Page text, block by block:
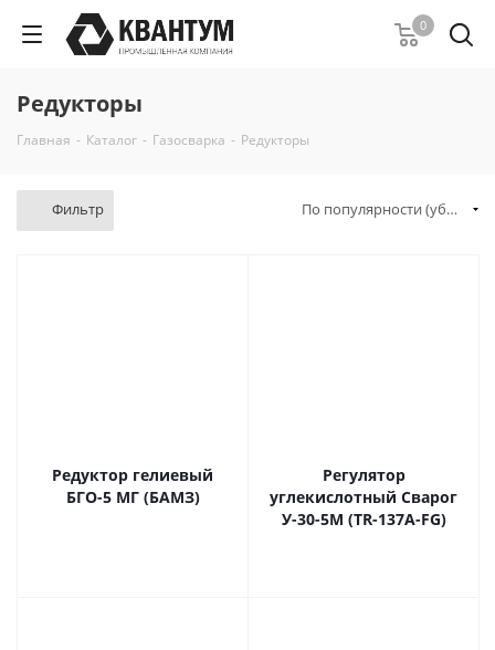
0
Редукторы
Главная - Каталог - Газосварка - Редукторы
Фильтр По популярности (убывание)
Редуктор гелиевый
БГО-5 МГ (БАМЗ)
Регулятор
углекислотный Сварог
У-30-5М (TR-137A-FG)